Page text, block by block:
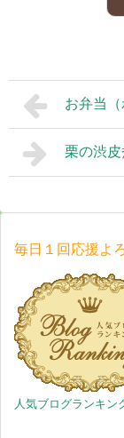
お弁当（
栗の渋
毎日１回応援よ
人気ブログランキン